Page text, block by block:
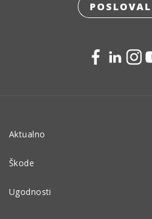
Aktualno
Škode
Ugodnosti